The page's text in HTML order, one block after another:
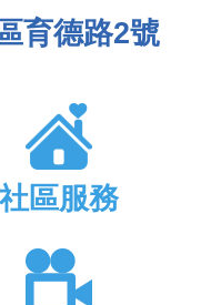
育德路2號
社區服務